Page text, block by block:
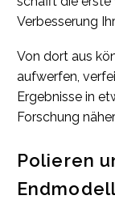
Verbesserung
Von dort aus
aufwerfen,
Ergebnisse in
Forschung
Polieren